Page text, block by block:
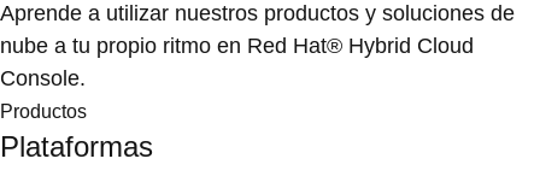
Aprende a utilizar nuestros productos y soluciones de
nube a tu propio ritmo en Red Hat® Hybrid Cloud
Console.
Productos
Plataformas